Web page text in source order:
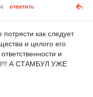
ответить
как следует
и целого его
и
А СТАМБУЛ УЖЕ